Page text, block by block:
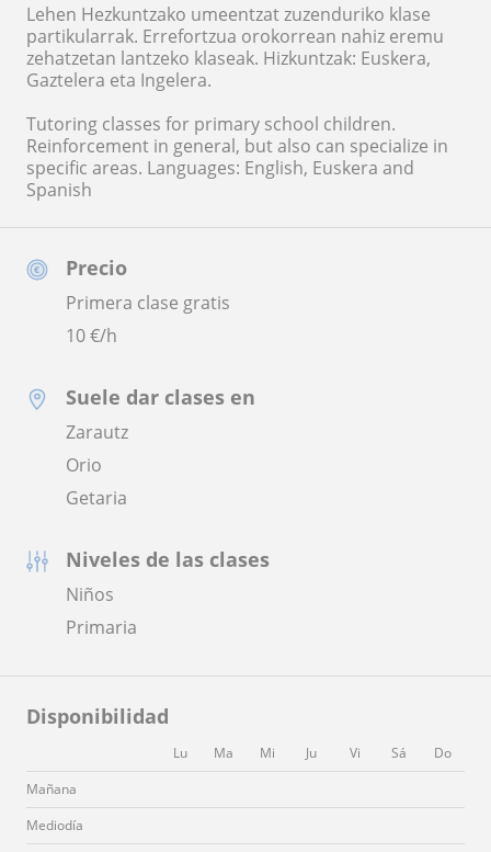
Precio
Primera clase gratis
10€/h
Suele dar clases en
Zarautz
Orio
Getaria
Niveles de las clases
Niños
Primaria
Disponibilidad
Lu Ma Mi Ju Vi Sá
Do
Mañana
Mediodía
Lehen Hezkuntzako umeentzat zuzenduriko klase
partikularrak. Errefortzua orokorrean nahiz eremu
zehatzetan lantzeko klaseak. Hizkuntzak: Euskera,
Gaztelera eta Ingelera.
Tutoring classes for primary school children.
Reinforcement in general, but also can specialize in
specific areas. Languages: English, Euskera and
Spanish